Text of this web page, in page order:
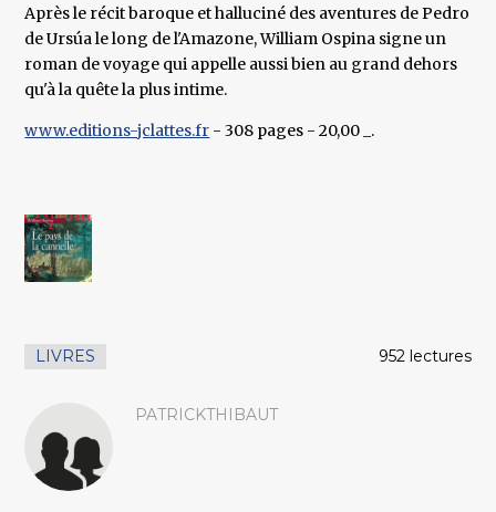
Après le récit baroque et halluciné des aventures de Pedro
de Ursúa le long de l'Amazone, William Ospina signe un
roman de voyage qui appelle aussi bien au grand dehors
qu'à la quête la plus intime.
www.editions-jclattes.fr - 308 pages - 20,00 _.
LIVRES 952 lectures
PATRICKTHIBAUT